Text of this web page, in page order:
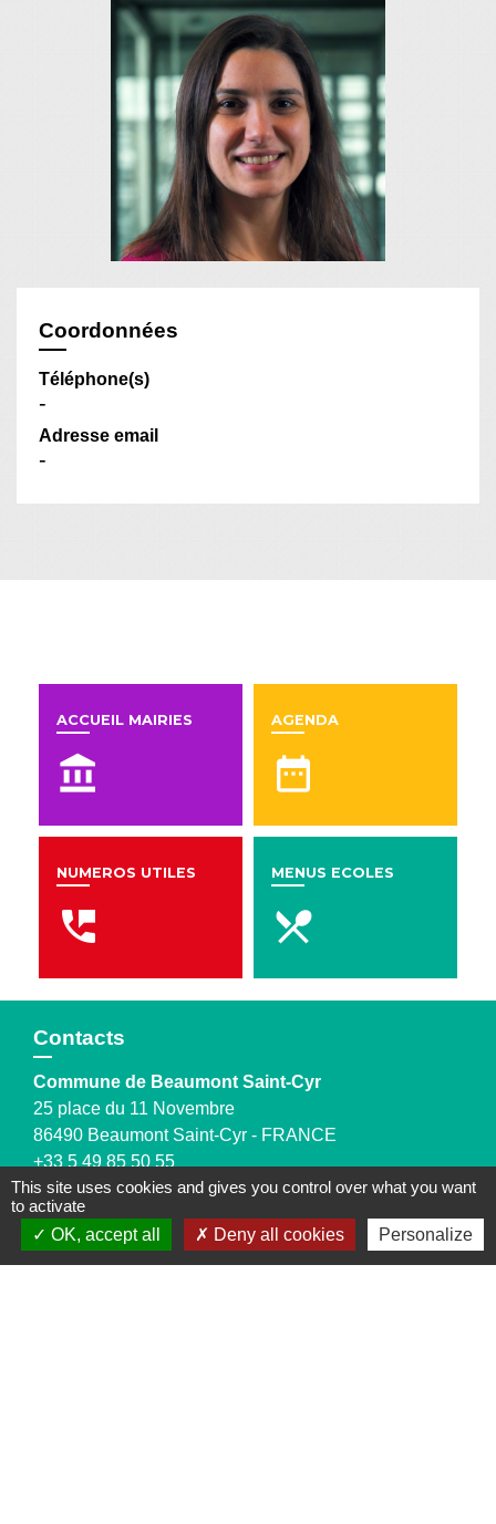
Coordonnées
Téléphone(s)
-
Adresse email
-
ACCUEIL MAIRIES
account_balance
AGENDA
date_range
NUMEROS UTILES
perm_phone_msg
MENUS ECOLES
local_dining
Contacts
Commune de Beaumont Saint-Cyr
25 place du 11 Novembre
86490 Beaumont Saint-Cyr - FRANCE
+33 5 49 85 50 55
Contact par formulaire
This site uses cookies and gives you control over what you want
to activate
OK, accept all
Deny all cookies Personalize